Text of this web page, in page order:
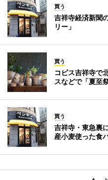
買う
吉祥寺経済新聞
リー」
買う
コピス吉祥寺で
スなどで「夏至
買う
吉祥寺・東急裏
産小麦使った食